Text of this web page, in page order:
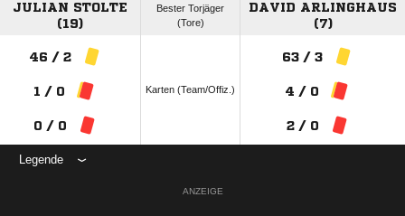
JULIAN STOLTE
(19)
Bester Torjäger
(Tore)
DAVID ARLINGHAUS
(7)
46 / 2
1 / 0
0 / 0
Karten (Team/Offiz.)
63 / 3
4 / 0
2 / 0
Legende
ANZEIGE